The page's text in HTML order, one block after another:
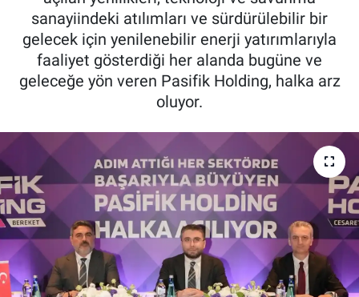
sanayiindeki atılımları ve sürdürülebilir bir
gelecek için yenilenebilir enerji yatırımlarıyla
faaliyet gösterdiği her alanda bugüne ve
geleceğe yön veren Pasifik Holding, halka arz
oluyor.